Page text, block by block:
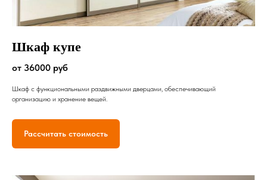
Шкаф купе
от 36000 руб
Шкаф с функциональными раздвижными дверцами, обеспечивающий
организацию и хранение вещей.
Рассчитать стоимость